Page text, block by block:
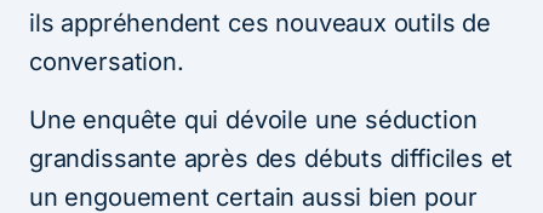
ils appréhendent ces nouveaux outils de
conversation.
Une enquête qui dévoile une séduction
grandissante après des débuts difficiles et
un engouement certain aussi bien pour